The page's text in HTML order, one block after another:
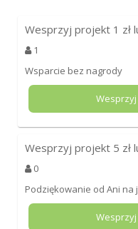
Wesprzyj projekt 1 zł
1
Wsparcie bez nagrody
Wesprzyj projekt 5 zł
0
Podziękowanie od Ani na